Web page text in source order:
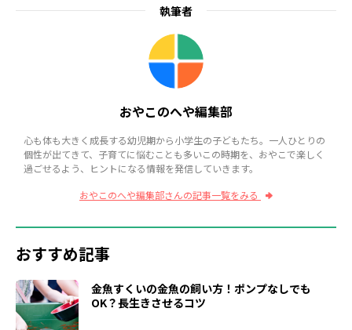
執筆者
おやこのへや編集部
心も体も大きく成長する幼児期から小学生の子どもたち。一人ひとりの
個性が出てきて、子育てに悩むことも多いこの時期を、おやこで楽しく
過ごせるよう、ヒントになる情報を発信していきます。
おやこのへや編集部さんの記事一覧をみる
おすすめ記事
金魚すくいの金魚の飼い方！ポンプなしでも
OK？長生きさせるコツ